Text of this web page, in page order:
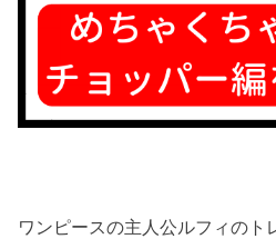
ワンピースの主人公ルフィのト